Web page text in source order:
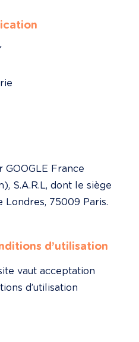
France
S.A.R.L, dont le siège
Londres, 75009 Paris.
d’utilisation
vaut acceptation
d’utilisation